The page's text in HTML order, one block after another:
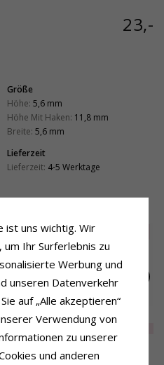
23,-
Größe
Höhe: 5,6 mm
Höhe Mit Haken: 11,8 mm
Breite: 5,6 mm
Lieferzeit
Lieferzeit: 4-5 Werktage
Design
in
SALE
Støvring Design
Lebensbaum
Ohrringe in Silber
EXTRA
ist uns wichtig. Wir
Ihr Surferlebnis zu
Werbung und
unseren Datenverkehr
auf „Alle akzeptieren“
Verwendung von
zu unserer
und anderen